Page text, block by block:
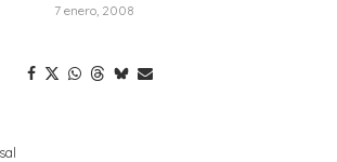
7 enero, 2008